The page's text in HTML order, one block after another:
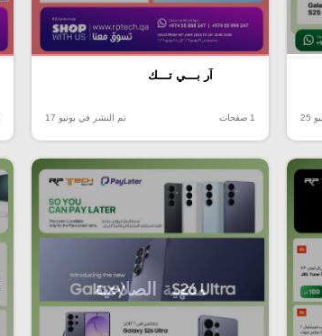
آر بـــي تـــك
1 صفحات تم النشر في يونيو 17
منتهية الصلاحية